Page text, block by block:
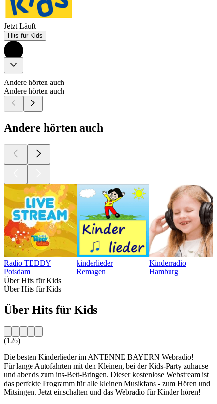
Jetzt Läuft
Hits für Kids
Andere hörten auch
Andere hörten auch
Andere hörten auch
Radio TEDDY
Potsdam
kinderlieder
Remagen
Kinderradio
Hamburg
Über Hits für Kids
Über Hits für Kids
Über Hits für Kids
(126)
Die besten Kinderlieder im ANTENNE BAYERN Webradio!
Für lange Autofahrten mit den Kleinen, bei der Kids-Party zuhause
und abends zum ins-Bett-Bringen. Dieser kostenlose Webstream ist
das perfekte Programm für alle kleinen Musikfans - zum Hören und
Mitsingen. Jetzt einschalten und das Webradio für Kinder hören!